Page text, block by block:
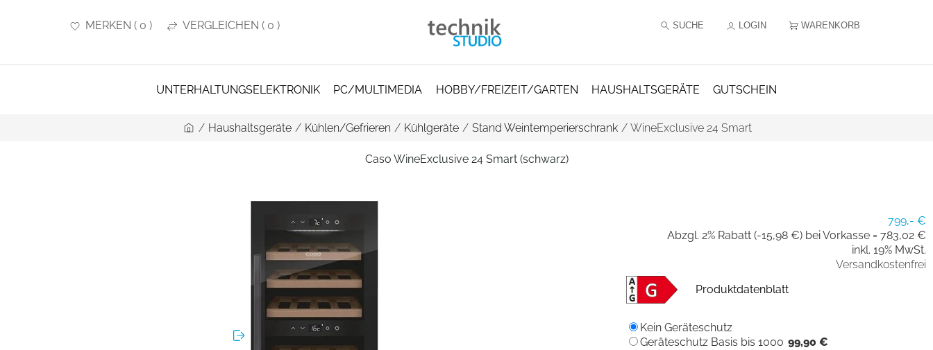
MERKEN ( 0 ) VERGLEICHEN ( 0 ) SUCHE LOGIN WARENKORB
UNTERHALTUNGSELEKTRONIK PC/MULTIMEDIA HOBBY/FREIZEIT/GARTEN HAUSHALTSGERÄTE GUTSCHEIN
/ Haushaltsgeräte / Kühlen/Gefrieren / Kühlgeräte / Stand Weintemperierschrank / WineExclusive 24 Smart
Caso WineExclusive 24 Smart (schwarz)
799,- €
Abzgl. 2% Rabatt (-15,98 €) bei Vorkasse = 783,02 €
inkl. 19% MwSt.
Versandkostenfrei
Produktdatenblatt
Kein Geräteschutz
Geräteschutz Basis bis 1000 99,90 €